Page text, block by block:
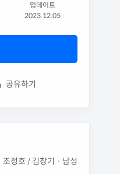
업데이트
2023.12.05
공유하기
조정호 / 김창기 · 남성